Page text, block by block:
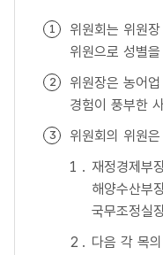
위원회는 위원
위원으로 성별
위원장은 농어
경험이 풍부한
위원회의 위원
재정경제부
해양수산부
국무조정실
다음 각 목